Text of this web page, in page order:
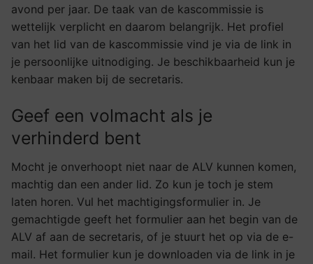
avond per jaar. De taak van de kascommissie is
wettelijk verplicht en daarom belangrijk. Het profiel
van het lid van de kascommissie vind je via de link in
je persoonlijke uitnodiging. Je beschikbaarheid kun je
kenbaar maken bij de secretaris.
Geef een volmacht als je
verhinderd bent
Mocht je onverhoopt niet naar de ALV kunnen komen,
machtig dan een ander lid. Zo kun je toch je stem
laten horen. Vul het machtigingsformulier in. Je
gemachtigde geeft het formulier aan het begin van de
ALV af aan de secretaris, of je stuurt het op via de e-
mail. Het formulier kun je downloaden via de link in je